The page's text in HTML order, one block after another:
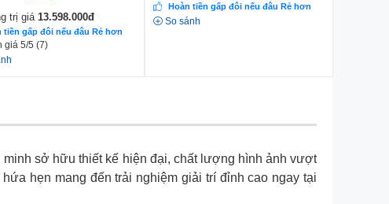
trị giá 13.598.000đ
tiền gấp đôi nếu đâu Rẻ hơn
giá 5/5 (7)
Hoàn tiền gấp đôi nếu đâu Rẻ hơn
So sánh
sở hữu thiết kế hiện đại, chất lượng hình ảnh vượt
hẹn mang đến trải nghiệm giải trí đỉnh cao ngay tại